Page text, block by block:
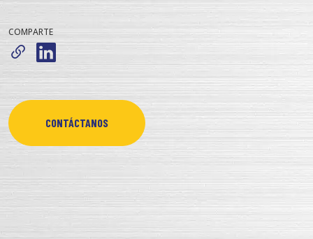
COMPARTE
CONTÁCTANOS